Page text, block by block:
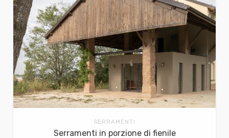
SERRAMENTI
Serramenti in porzione di fienile